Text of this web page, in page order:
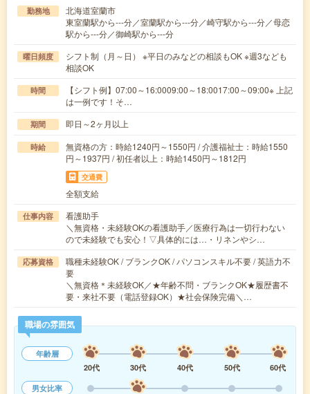
勤務地
北海道室蘭市
東室蘭駅から---分／室蘭駅から---分／崎守駅から---分／母恋
駅から---分／御崎駅から---分
曜日頻度
シフト制（月～日） ※平日のみなどの相談もOK ※週3なども
相談OK
時間
【シフト例】07:00～16:0009:00～18:0017:00～09:00※ 上記
は一例です！そ…
期間 即日～2ヶ月以上
時給
無資格の方：時給1240円～1550円 / 介護福祉士：時給1550
円～1937円 / 初任者以上：時給1450円～1812円
交通費
全額支給
仕事内容
看護助手
＼無資格・未経験OKの看護助手／医療行為は一切行わない
ので未経験でも安心！▽具体的には…・リネンやシ…
応募資格
職種未経験OK / ブランクOK / パソコンスキル不要 / 英語力不
要
＼無資格＊未経験OK／★年齢不問・ブランクOK★履歴書不
要・来社不要（電話登録OK）★社会保険完備＼…
職場の雰囲気
年齢層
20代
30代 40代 50代
60代
男女比率